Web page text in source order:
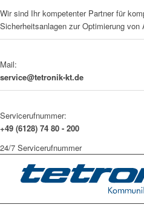
Wir sind Ihr kompetenter Partner für
Sicherheitsanlagen zur Optimierung von
Mail:
service@tetronik-kt.de
Servicerufnummer:
+49 (6128) 74 80 - 200
24/7 Servicerufnummer